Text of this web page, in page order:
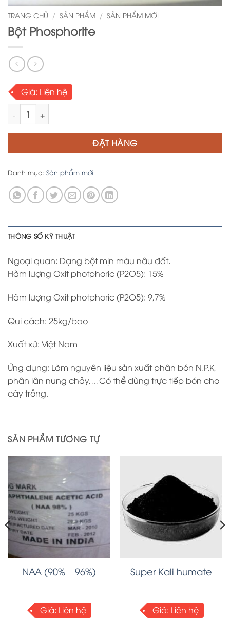
TRANG CHỦ / SẢN PHẨM / SẢN PHẨM MỚI
Bột Phosphorite
Giá: Liên hệ
Bột Phosphorite số lượng
ĐẶT HÀNG
Danh mục: Sản phẩm mới
THÔNG SỐ KỸ THUẬT
Ngoại quan: Dạng bột mịn màu nâu đất.
Hàm lượng Oxit photphoric (P2O5): 15%
Hàm lượng Oxit photphoric (P2O5): 9,7%
Qui cách: 25kg/bao
Xuất xứ: Việt Nam
Ứng dụng: Làm nguyên liệu sản xuất phân bón N.P.K,
phân lân nung chảy,…Có thể dùng trực tiếp bón cho
cây trồng.
SẢN PHẨM TƯƠNG TỰ
NAA (90% – 96%)
Giá: Liên hệ
Super Kali humate
Giá: Liên hệ